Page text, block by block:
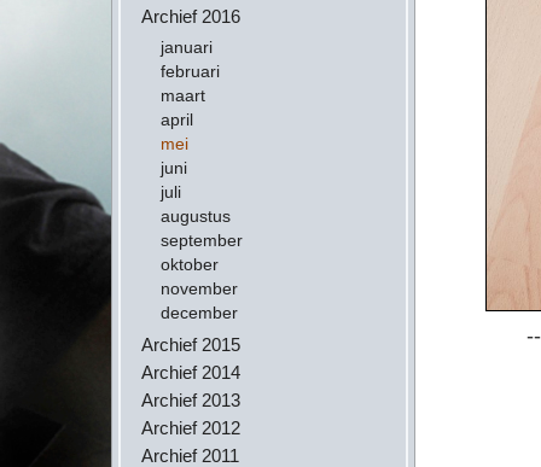
Archief 2016
januari
februari
maart
april
mei
juni
juli
augustus
september
oktober
november
december
Archief 2015
Archief 2014
Archief 2013
Archief 2012
Archief 2011